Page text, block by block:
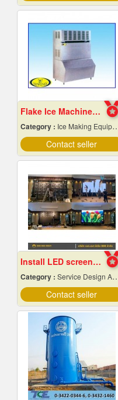
Flake Ice Machine, Chiang Mai Frame
Category : Ice Making Equipment & Machines
Contact seller
Install LED screens in hotel banquet halls
Category : Service Design And Advertising 24 Hours.
Contact seller